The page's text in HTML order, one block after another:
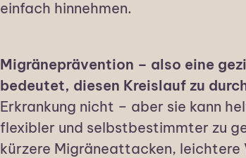
einfach hinnehmen.
Migräneprävention – also eine
bedeutet, diesen Kreislauf zu
Erkrankung nicht – aber sie kann
flexibler und selbstbestimmter zu
kürzere Migräneattacken, leichtere